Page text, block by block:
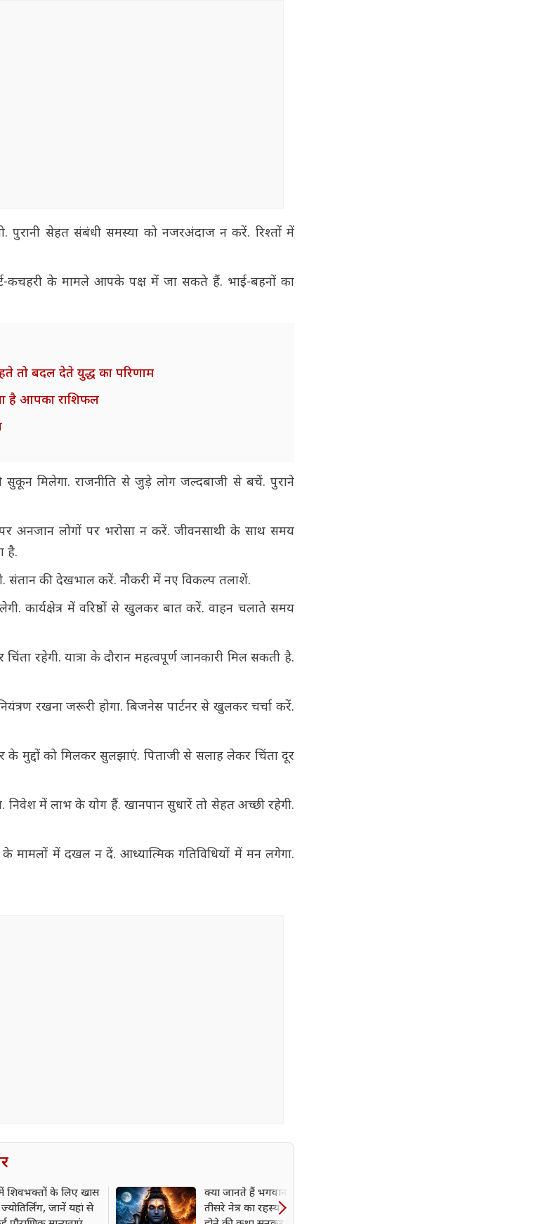
पुरानी सेहत संबंधी समस्या को नजरअंदाज न करें. रिश्तों में
कचहरी के मामले आपके पक्ष में जा सकते हैं. भाई-बहनों का
तो बदल देते युद्ध का परिणाम
है आपका राशिफल
मिलेगा. राजनीति से जुड़े लोग जल्दबाजी से बचें. पुराने
अनजान लोगों पर भरोसा न करें. जीवनसाथी के साथ समय
है.
संतान की देखभाल करें. नौकरी में नए विकल्प तलाशें.
कार्यक्षेत्र में वरिष्ठों से खुलकर बात करें. वाहन चलाते समय
रहेगी. यात्रा के दौरान महत्वपूर्ण जानकारी मिल सकती है.
रखना जरूरी होगा. बिजनेस पार्टनर से खुलकर चर्चा करें.
के मुद्दों को मिलकर सुलझाएं. पिताजी से सलाह लेकर चिंता दूर
निवेश में लाभ के योग हैं. खानपान सुधारें तो सेहत अच्छी रहेगी.
मामलों में दखल न दें. आध्यात्मिक गतिविधियों में मन लगेगा.
शिवभक्तों के लिए खास
जानें यहां से
क्या जानते हैं भगवान शिव के
तीसरे नेत्र का रहस्य? इसके प्रकट